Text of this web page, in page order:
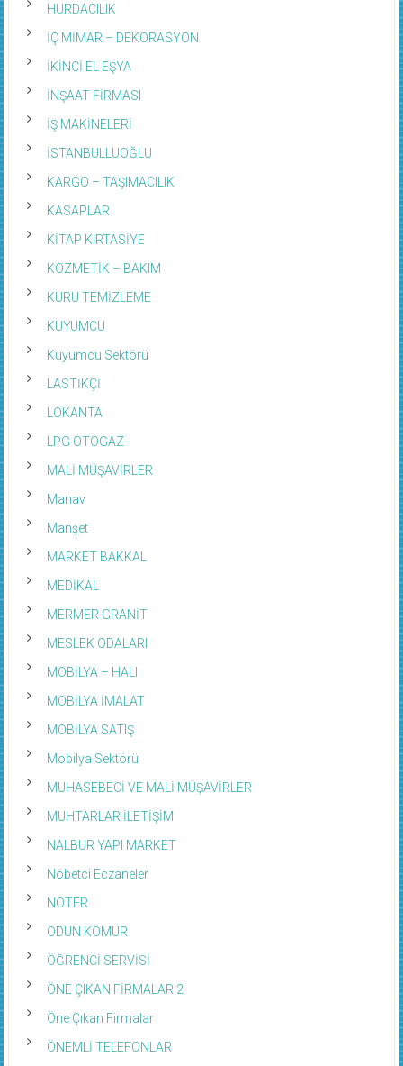
HURDACILIK
İÇ MİMAR – DEKORASYON
İKİNCİ EL EŞYA
İNŞAAT FİRMASI
İŞ MAKİNELERİ
İSTANBULLUOĞLU
KARGO – TAŞIMACILIK
KASAPLAR
KİTAP KIRTASİYE
KOZMETİK – BAKIM
KURU TEMİZLEME
KUYUMCU
Kuyumcu Sektörü
LASTİKÇİ
LOKANTA
LPG OTOGAZ
MALİ MÜŞAVİRLER
Manav
Manşet
MARKET BAKKAL
MEDİKAL
MERMER GRANİT
MESLEK ODALARI
MOBİLYA – HALI
MOBİLYA İMALAT
MOBİLYA SATIŞ
Mobilya Sektörü
MUHASEBECİ VE MALİ MÜŞAVİRLER
MUHTARLAR İLETİŞİM
NALBUR YAPI MARKET
Nöbetci Eczaneler
NOTER
ODUN KÖMÜR
ÖĞRENCİ SERVİSİ
ÖNE ÇIKAN FİRMALAR 2
Öne Çıkan Firmalar
ÖNEMLİ TELEFONLAR